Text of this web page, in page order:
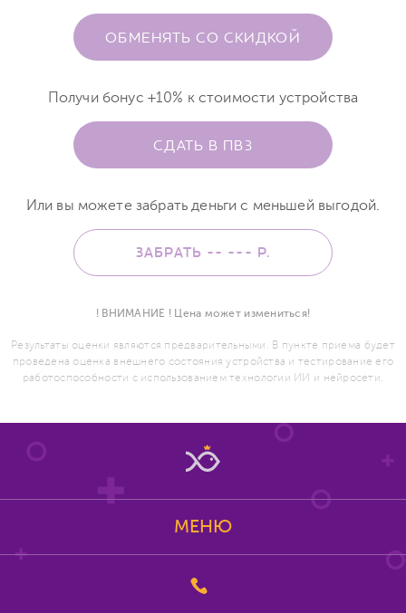
ОБМЕНЯТЬ СО СКИДКОЙ
Получи бонус +10% к стоимости устройства
СДАТЬ В ПВЗ
Или вы можете забрать деньги с меньшей выгодой.
ЗАБРАТЬ -- --- Р.
! ВНИМАНИЕ ! Цена может измениться!
Результаты оценки являются предварительными. В пункте приема будет
проведена оценка внешнего состояния устройства и тестирование его
работоспособности с использованием технологии ИИ и нейросети.
МЕНЮ